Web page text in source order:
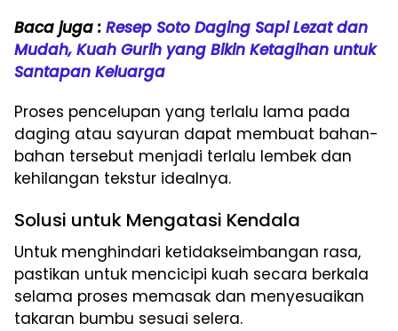
Baca juga : Resep Soto Daging Sapi Lezat dan
Mudah, Kuah Gurih yang Bikin Ketagihan untuk
Santapan Keluarga
Proses pencelupan yang terlalu lama pada
daging atau sayuran dapat membuat bahan-
bahan tersebut menjadi terlalu lembek dan
kehilangan tekstur idealnya.
Solusi untuk Mengatasi Kendala
Untuk menghindari ketidakseimbangan rasa,
pastikan untuk mencicipi kuah secara berkala
selama proses memasak dan menyesuaikan
takaran bumbu sesuai selera.